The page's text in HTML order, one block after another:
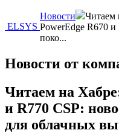
ELSYS
Новости
Читаем
PowerEdge R670 и
поко...
Новости от
Читаем на
и R770 CSP:
для облачных